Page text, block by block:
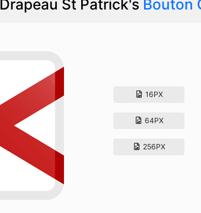
Drapeau St Patrick's Bouton
16PX
64PX
256PX